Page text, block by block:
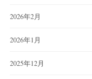
2026年2月
2026年1月
2025年12月